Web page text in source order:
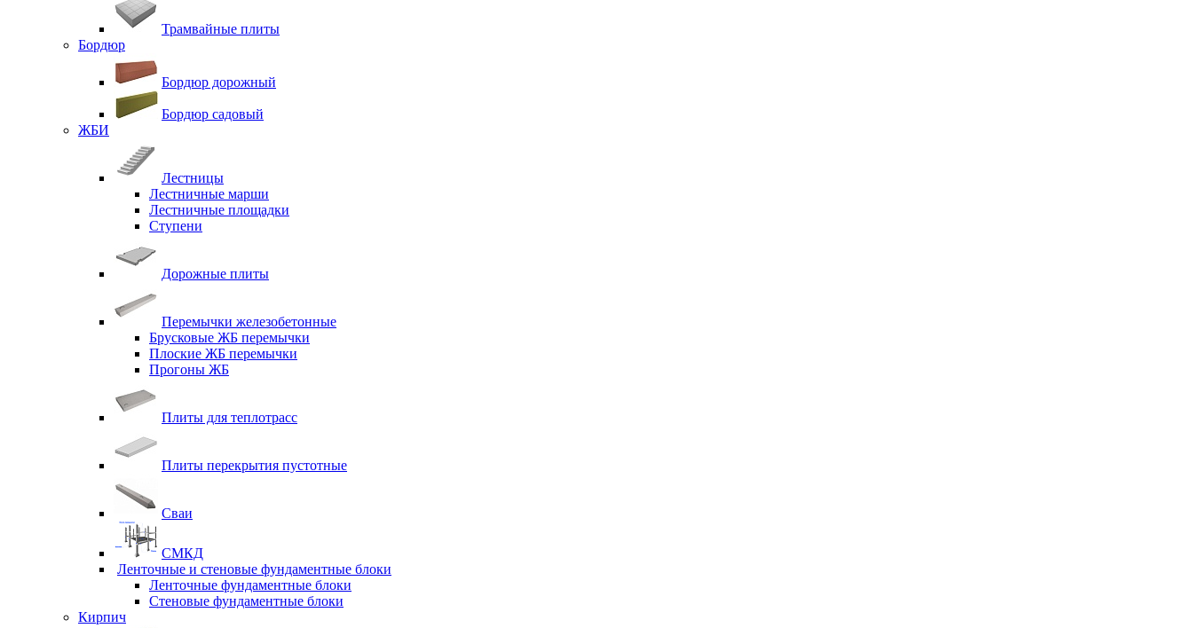
Трамвайные плиты
Бордюр
Бордюр дорожный
Бордюр садовый
ЖБИ
Лестницы
Лестничные марши
Лестничные площадки
Ступени
Дорожные плиты
Перемычки железобетонные
Брусковые ЖБ перемычки
Плоские ЖБ перемычки
Прогоны ЖБ
Плиты для теплотрасс
Плиты перекрытия пустотные
Сваи
СМКД
Ленточные и стеновые фундаментные блоки
Ленточные фундаментные блоки
Стеновые фундаментные блоки
Кирпич